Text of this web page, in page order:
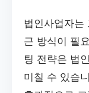
법인사업자는
근 방식이 필
팅 전략은 법
미칠 수 있습